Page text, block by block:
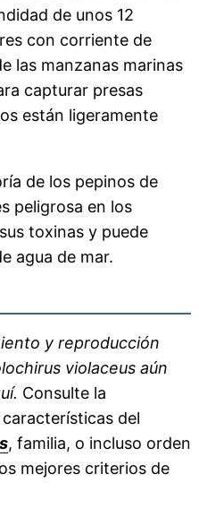
de unos 12
con corriente de
las manzanas marinas
capturar presas
están ligeramente
de los pepinos de
peligrosa en los
toxinas y puede
agua de mar.
y reproducción
violaceus aún
Consulte la
del
, familia, o incluso orden
mejores criterios de